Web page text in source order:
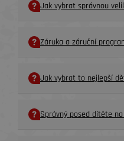
Jak vybrat správnou
Záruka a záruční
Jak vybrat to nejlepší
Správný posed dítěte